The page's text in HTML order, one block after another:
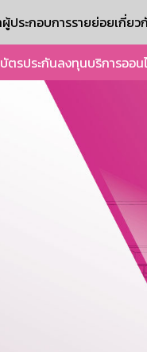
ประกอบการรายย่อยเกี่ยว
บัตรประกันลงทุนบริการออ